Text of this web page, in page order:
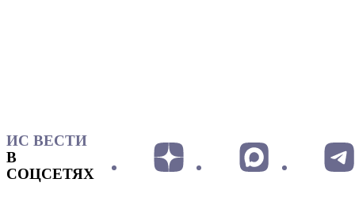
ИС ВЕСТИ
В
СОЦСЕТЯХ